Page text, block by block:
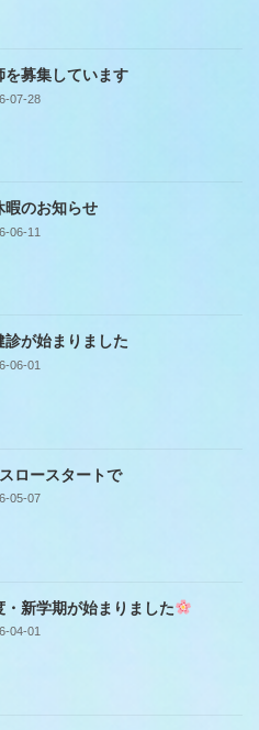
を募集しています
07-28
暇のお知らせ
06-11
診が始まりました
06-01
ロースタートで
05-07
・新学期が始まりました
04-01